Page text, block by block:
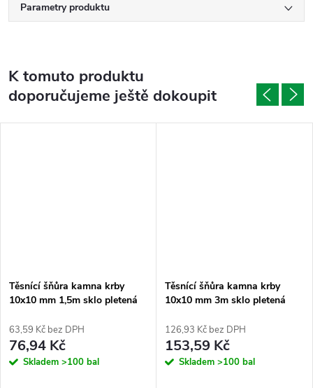
Parametry produktu
K tomuto produktu
doporučujeme ještě dokoupit
Těsnící šňůra kamna krby
10x10 mm 1,5m sklo pletená
63,59 Kč bez DPH
76,94 Kč
Skladem >100 bal
Těsnící šňůra kamna krby
10x10 mm 3m sklo pletená
126,93 Kč bez DPH
153,59 Kč
Skladem >100 bal